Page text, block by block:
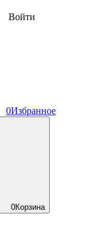
Войти
0Избранное
0Корзина